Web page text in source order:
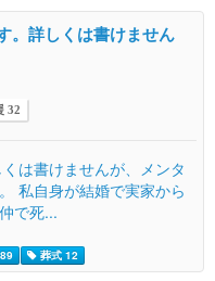
。詳しくは書けません
32
は書けませんが、メンタ
私自身が結婚で実家から
で死...
葬式 12